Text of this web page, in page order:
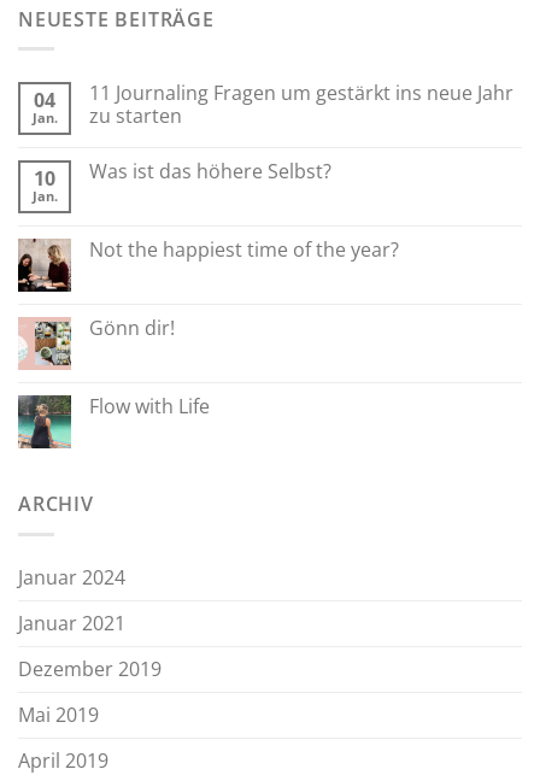
NEUESTE BEITRÄGE
04
Jan.
11 Journaling Fragen um gestärkt ins neue Jahr
zu starten
10
Jan.
Was ist das höhere Selbst?
Not the happiest time of the year?
Gönn dir!
Flow with Life
ARCHIV
Januar 2024
Januar 2021
Dezember 2019
Mai 2019
April 2019